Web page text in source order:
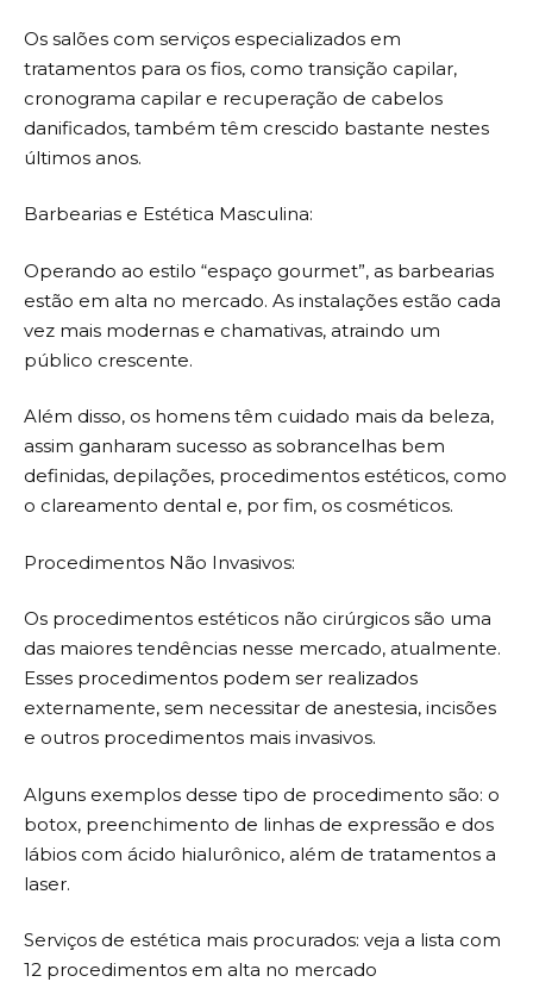
Os salões com serviços especializados em
tratamentos para os fios, como transição capilar,
cronograma capilar e recuperação de cabelos
danificados, também têm crescido bastante nestes
últimos anos.
Barbearias e Estética Masculina:
Operando ao estilo “espaço gourmet”, as barbearias
estão em alta no mercado. As instalações estão cada
vez mais modernas e chamativas, atraindo um
público crescente.
Além disso, os homens têm cuidado mais da beleza,
assim ganharam sucesso as sobrancelhas bem
definidas, depilações, procedimentos estéticos, como
o clareamento dental e, por fim, os cosméticos.
Procedimentos Não Invasivos:
Os procedimentos estéticos não cirúrgicos são uma
das maiores tendências nesse mercado, atualmente.
Esses procedimentos podem ser realizados
externamente, sem necessitar de anestesia, incisões
e outros procedimentos mais invasivos.
Alguns exemplos desse tipo de procedimento são: o
botox, preenchimento de linhas de expressão e dos
lábios com ácido hialurônico, além de tratamentos a
laser.
Serviços de estética mais procurados: veja a lista com
12 procedimentos em alta no mercado